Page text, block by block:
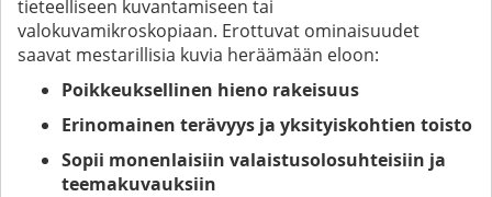
tieteelliseen kuvantamiseen tai
valokuvamikroskopiaan. Erottuvat ominaisuudet
saavat mestarillisia kuvia heräämään eloon:
Poikkeuksellinen hieno rakeisuus
Erinomainen terävyys ja yksityiskohtien toisto
Sopii monenlaisiin valaistusolosuhteisiin ja
teemakuvauksiin